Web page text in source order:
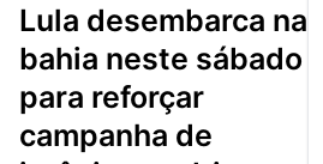
lula desembarca na
bahia neste sábado
para reforçar
campanha de